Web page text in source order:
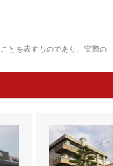
とを表すものであり、実際の